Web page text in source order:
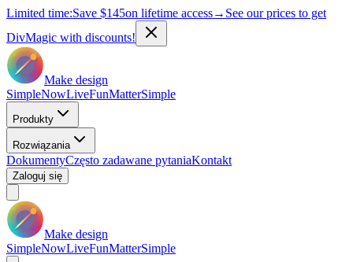
Limited time:Save $145on lifetime access→ See our prices to get
DivMagic with discounts!
Make design
SimpleNowLiveFunMatterSimple
Produkty
Rozwiązania
DokumentyCzęsto zadawane pytaniaKontakt
Zaloguj się
Make design
SimpleNowLiveFunMatterSimple